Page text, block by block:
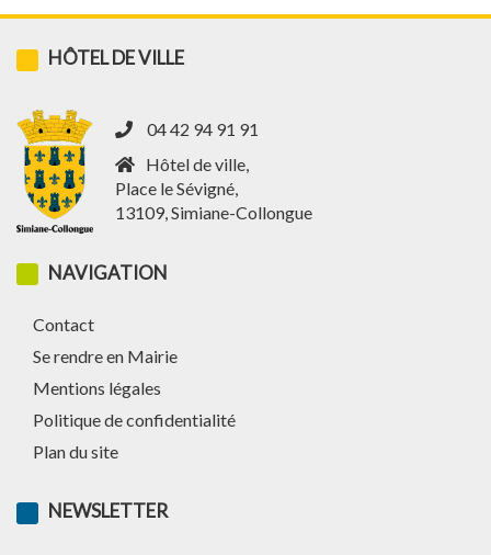
HÔTEL DE VILLE
04 42 94 91 91
Hôtel de ville,
Place le Sévigné,
13109, Simiane-Collongue
NAVIGATION
Contact
Se rendre en Mairie
Mentions légales
Politique de confidentialité
Plan du site
NEWSLETTER